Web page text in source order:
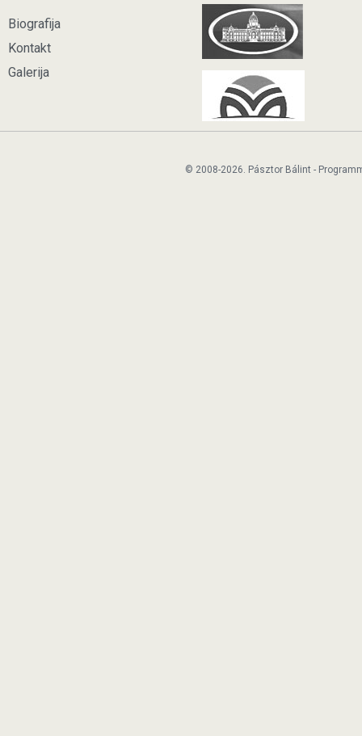
Biografija
Kontakt
Galerija
© 2008-2026. Pásztor Bálint -